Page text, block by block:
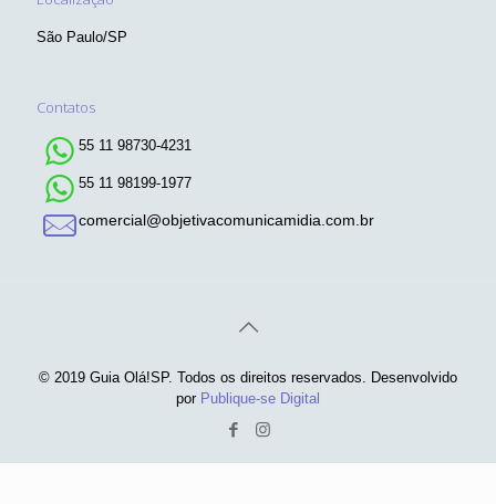
São Paulo/SP
Contatos
55 11 98730-4231
55 11 98199-1977
comercial@objetivacomunicamidia.com.br
© 2019 Guia Olá!SP. Todos os direitos reservados. Desenvolvido
por Publique-se Digital